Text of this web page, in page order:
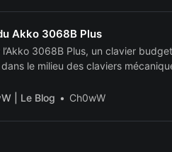
Akko 3068B Plus
3068B Plus, un clavier
le milieu des claviers
| Le Blog Ch0wW